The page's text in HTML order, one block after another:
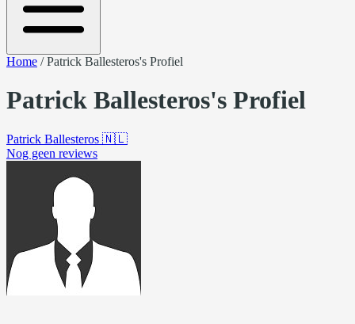
Home /Patrick Ballesteros's Profiel
Patrick Ballesteros's Profiel
Patrick Ballesteros 🇳🇱
Nog geen reviews